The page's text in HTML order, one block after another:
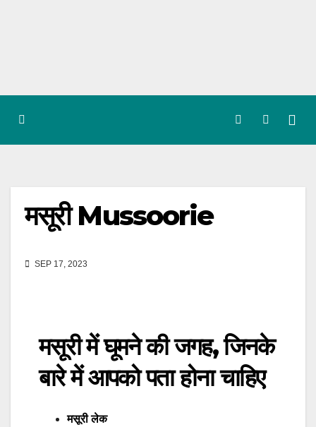
मसूरी Mussoorie
SEP 17, 2023
मसूरी में घूमने की जगह, जिनके
बारे में आपको पता होना चाहिए
मसूरी लेक